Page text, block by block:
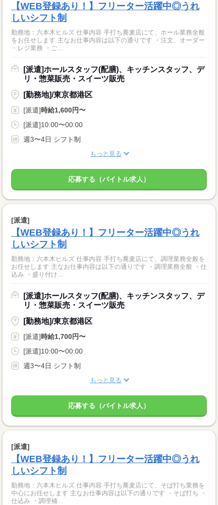
【WEB登録あり！】フリーター活躍中◎うれ
しいシフト制
勤務地：六本木ヒルズ 仕事内容 手打ち蕎麦店にて、ホール業務全般
をお任せします 主なお仕事内容は以下の通りです ・注文、オーダー
・レジ業務 ・ご...
[派遣]ホールスタッフ(配膳)、キッチンスタッフ、デ
リ・惣菜販売・スイーツ販売
[勤務地]/東京都港区
[派遣]時給1,600円〜
[派遣]10:00〜00:00
週3〜4日 シフト制
もっと見る
応募する（バイトル求人）
[派遣]
【WEB登録あり！】フリーター活躍中◎うれ
しいシフト制
勤務地：六本木ヒルズ 仕事内容 手打ち蕎麦店にて、調理業務全般を
お任せします 主なお仕事内容は以下の通りです ・調理業務全般 ・仕
込み ・盛り付け...
[派遣]ホールスタッフ(配膳)、キッチンスタッフ、デ
リ・惣菜販売・スイーツ販売
[勤務地]/東京都港区
[派遣]時給1,700円〜
[派遣]10:00〜00:00
週3〜4日 シフト制
もっと見る
応募する（バイトル求人）
[派遣]
【WEB登録あり！】フリーター活躍中◎うれ
しいシフト制
勤務地：六本木ヒルズ 仕事内容 手打ち蕎麦店にて、そば打ち業務を
中心にお任せします 主なお仕事内容は以下の通りです ・そば打ち ・
仕込み ・調理補...